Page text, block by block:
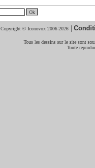
Copyright © Iconovox 2006-2026 |
Tous les dessins sur le site sont
Toute